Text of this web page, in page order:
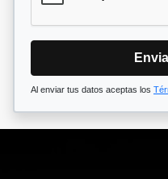
Al enviar tus datos aceptas los